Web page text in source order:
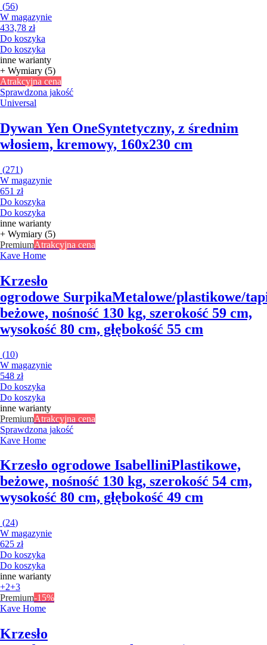
(56)
W magazynie
433,78 zł
Do koszyka
Do koszyka
inne warianty
+ Wymiary (5)
Atrakcyjna cena
Sprawdzona jakość
Universal
Dywan Yen OneSyntetyczny, z średnim
włosiem, kremowy, 160x230 cm
(271)
W magazynie
651 zł
Do koszyka
Do koszyka
inne warianty
+ Wymiary (5)
PremiumAtrakcyjna cena
Kave Home
Krzesło
ogrodowe SurpikaMetalowe/plastikowe/
beżowe, nośność 130 kg, szerokość 59 cm,
wysokość 80 cm, głębokość 55 cm
(10)
W magazynie
548 zł
Do koszyka
Do koszyka
inne warianty
PremiumAtrakcyjna cena
Sprawdzona jakość
Kave Home
Krzesło ogrodowe IsabelliniPlastikowe,
beżowe, nośność 130 kg, szerokość 54 cm,
wysokość 80 cm, głębokość 49 cm
(24)
W magazynie
625 zł
Do koszyka
Do koszyka
inne warianty
+2+3
Premium-15%
Kave Home
Krzesło